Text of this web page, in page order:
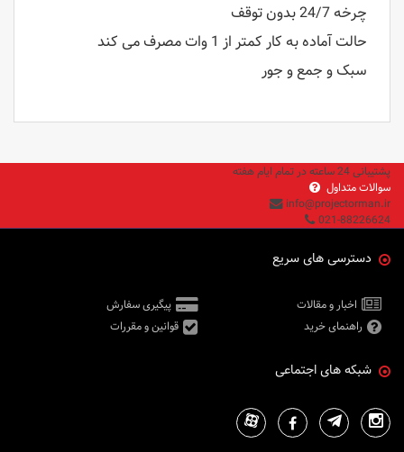
چرخه 24/7 بدون توقف
حالت آماده به کار کمتر از 1 وات مصرف می کند
سبک و جمع و جور
پشتیبانی 24 ساعته در تمام ایام هفته
سوالات متداول
info@projectorman.ir
021-88226624
دسترسی های سریع
اخبار و مقالات
پیگیری سفارش
راهنمای خرید
قوانین و مقررات
شبکه های اجتماعی